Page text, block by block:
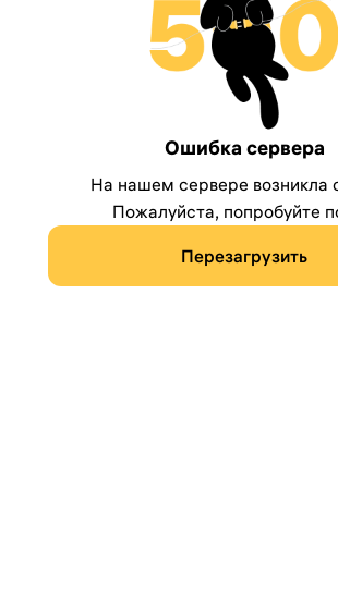
Ошибка сервера
На нашем сервере возникла
Пожалуйста, попробуйте
Перезагрузить